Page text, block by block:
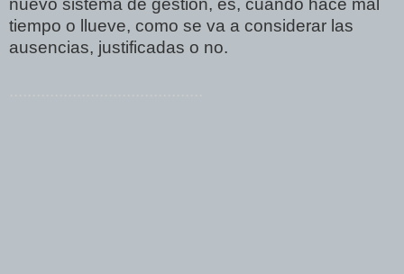
tiempo o llueve, como se va a considerar las
ausencias, justificadas o no.